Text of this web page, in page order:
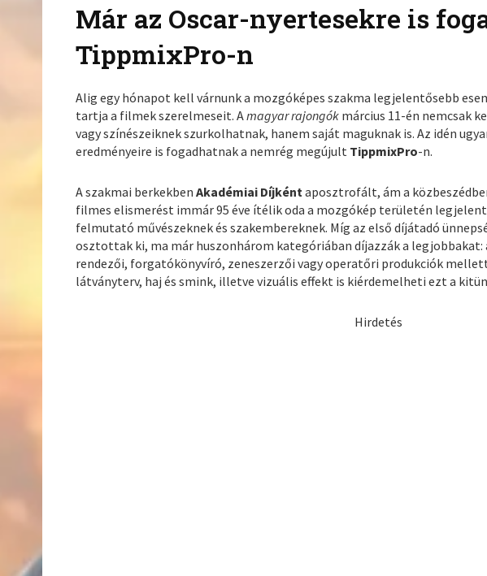
Már az Oscar-nyertesekre is
TippmixPro-n
Alig egy hónapot kell várnunk a mozgóképes szakma legjelentősebb
tartja a filmek szerelmeseit. Amagyar rajongók március 11-én nemcsak
vagy színészeiknek szurkolhatnak, hanem saját maguknak is. Az idén
eredményeire is fogadhatnak a nemrég megújult TippmixPro-n.
A szakmai berkekbenAkadémiai Díjkéntaposztrofált, ám a
filmes elismerést immár 95 éve ítélik oda a mozgókép területén
felmutató művészeknek és szakembereknek. Míg az első díjátadó
osztottak ki, ma már huszonhárom kategóriában díjazzák a legjobbakat:
rendezői, forgatókönyvíró, zeneszerzői vagy operatőri produkciók
látványterv, haj és smink, illetve vizuális effekt is kiérdemelheti ezt a
Hirdetés